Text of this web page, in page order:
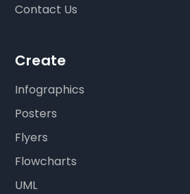
Contact Us
Create
Infographics
Posters
Flyers
Flowcharts
UML